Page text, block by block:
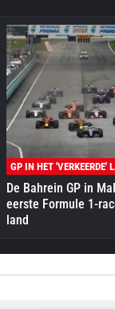
GP IN HET 'VERKEERDE'
De Bahrein GP in
eerste Formule 1-
land